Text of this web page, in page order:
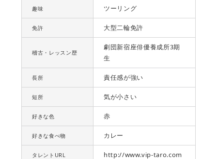
趣味 ツーリング
免許 大型二輪免許
稽古・レッスン歴
劇団新宿座俳優養成所3期
生
長所 責任感が強い
短所 気が小さい
好きな色 赤
好きな食べ物 カレー
タレントURL http://www.vip-taro.com